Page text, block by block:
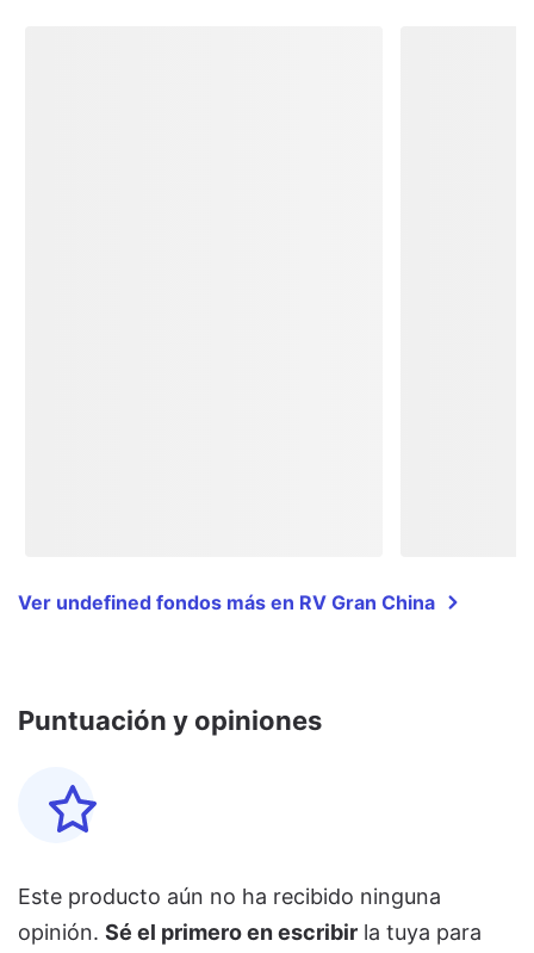
Ver undefined fondos más en RV Gran China
Puntuación y opiniones
Este producto aún no ha recibido ninguna
opinión. Sé el primero en escribir la tuya para